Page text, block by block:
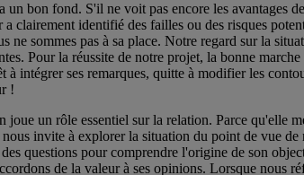
un bon fond. S'il ne voit pas encore les avantages
clairement identifié des failles ou des risques
ne sommes pas à sa place. Notre regard sur la
Pour la réussite de notre projet, la bonne
intégrer ses remarques, quitte à modifier les
!
un rôle essentiel sur la relation. Parce qu'elle
invite à explorer la situation du point de vue
questions pour comprendre l'origine de son
de la valeur à ses opinions. Lorsque nous